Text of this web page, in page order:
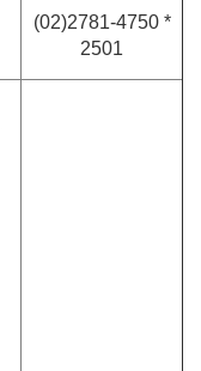
(02)2781-4750 *
2501